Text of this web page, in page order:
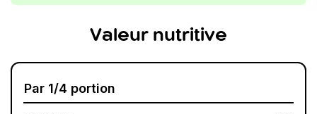
Valeur nutritive
Par 1/4 portion